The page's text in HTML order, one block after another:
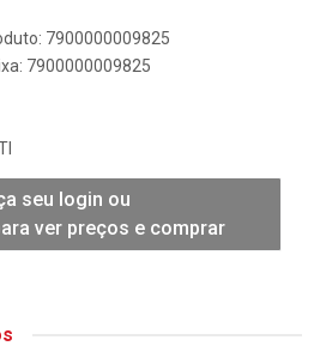
7900000009825
7900000009825
seu login ou
ver preços e comprar